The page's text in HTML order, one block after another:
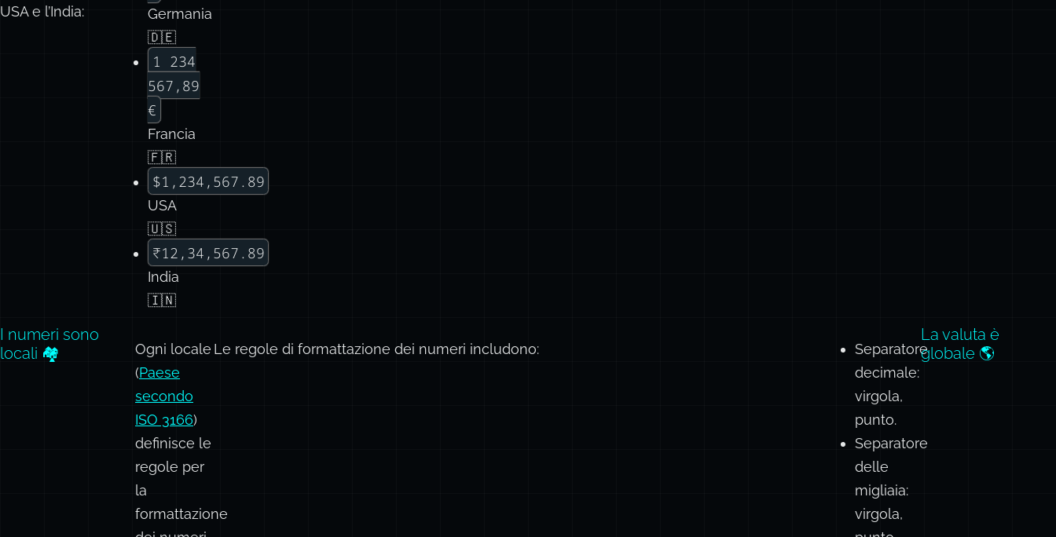
USA e l’India:
Germania
🇩🇪
1 234
567,89
€
Francia
🇫🇷
$1,234,567.89
USA
🇺🇸
₹12,34,567.89
India
🇮🇳
I numeri sono
locali 🏘️
Ogni locale
(Paese
secondo
ISO 3166)
definisce le
regole per
la
formattazione
Le regole di formattazione dei numeri includono:
Separatore
decimale:
virgola,
punto.
Separatore
delle
migliaia:
virgola,
La valuta è
globale 🌎